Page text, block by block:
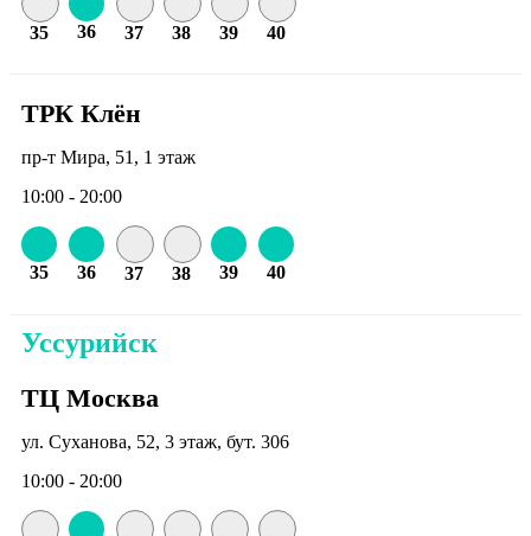
35 36 37 38 39 40
ТРК Клён
пр-т Мира, 51, 1 этаж
10:00 - 20:00
35 36 37 38 39 40
Уссурийск
ТЦ Москва
ул. Суханова, 52, 3 этаж, бут. 306
10:00 - 20:00